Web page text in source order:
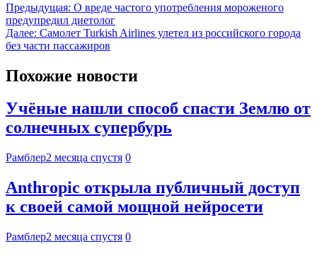
Предыдущая: О вреде частого употребления мороженого
предупредил диетолог
Далее: Самолет Turkish Airlines улетел из российского города
без части пассажиров
Похожие новости
Учёные нашли способ спасти Землю от
солнечных супербурь
Рамблер2 месяца спустя 0
Anthropic открыла публичный доступ
к своей самой мощной нейросети
Рамблер2 месяца спустя 0